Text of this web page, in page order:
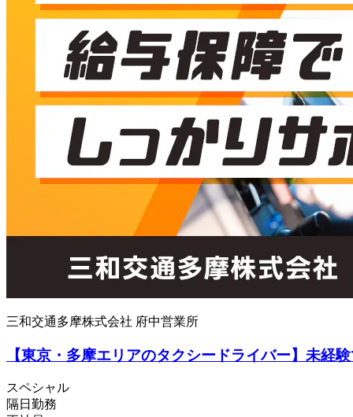
三和交通多摩株式会社 府中営業所
【東京・多摩エリアのタクシードライバー】未
スペシャル
隔日勤務